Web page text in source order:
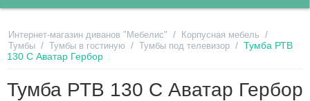
Интернет-магазин диванов "Мебелис" / Корпусная мебель /
Тумбы / Тумбы в гостиную / Тумбы под телевизор / Тумба РТВ
130 С Аватар Гербор
Тумба РТВ 130 С Аватар Гербор